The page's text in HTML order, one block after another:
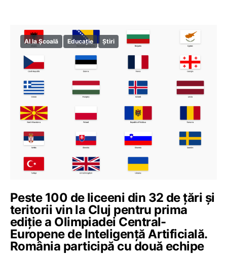
AI la Școală Educație Știri
Peste 100 de liceeni din 32 de țări și
teritorii vin la Cluj pentru prima
ediție a Olimpiadei Central-
Europene de Inteligență Artificială.
România participă cu două echipe